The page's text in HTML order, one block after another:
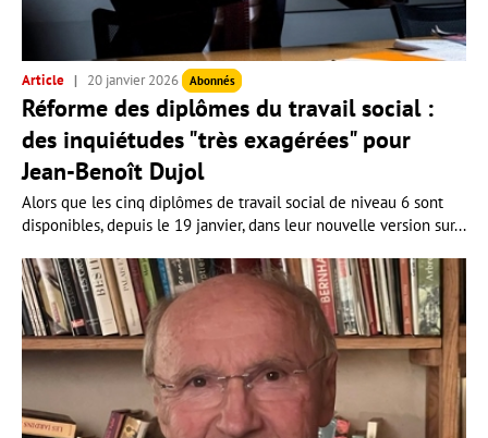
Article 20 janvier 2026 Abonnés
Réforme des diplômes du travail social :
des inquiétudes "très exagérées" pour
Jean-Benoît Dujol
Alors que les cinq diplômes de travail social de niveau 6 sont
disponibles, depuis le 19 janvier, dans leur nouvelle version sur...